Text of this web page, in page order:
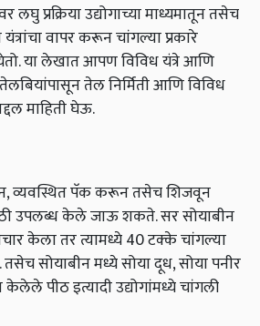
प्रक्रिया उद्योगाच्या माध्यमातून तसेच
वापर करून चांगल्या प्रकारे
या लेखात आपण विविध यंत्रे आणि
तेलबियांपासून तेल निर्मिती आणि विविध
माहिती घेऊ.
व्यवस्थित पॅक करून तसेच शिजवून
उपलब्ध केले जाऊ शकते. सर सोयाबीन
केला तर त्यामध्ये 40 टक्के चांगल्या
सोयाबीन मध्ये सोया दूध, सोया पनीर
केलेले पीठ इत्यादी उद्योगांमध्ये चांगली